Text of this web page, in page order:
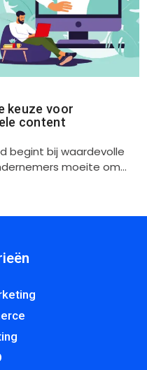
keuze voor
content
begint bij waardevolle
moeite om…